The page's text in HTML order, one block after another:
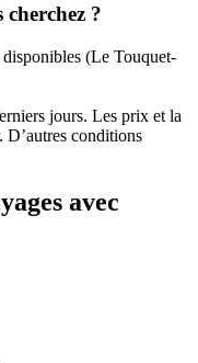
cherchez ?
(Le Touquet-
jours. Les prix et la
D’autres conditions
avec